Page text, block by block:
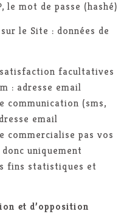
le mot de passe (hashé)
le Site : données de
satisfaction facultatives
: adresse email
communication (sms,
email
commercialise pas vos
uniquement
fins statistiques et
et d’opposition